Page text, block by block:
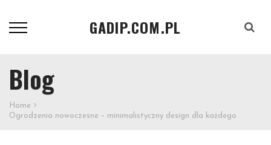
GADIP.COM.PL
Blog
Home
Ogrodzenia nowoczesne – minimalistyczny design dla każdego